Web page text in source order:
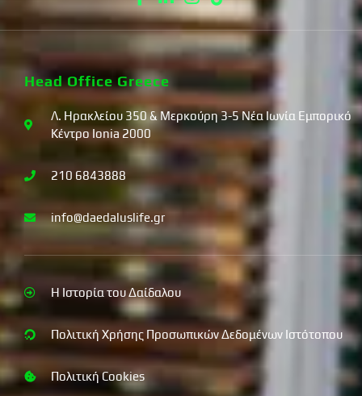
Head Office Greece
Λ. Ηρακλείου 350 & Μερκούρη 3-5 Νέα Ιωνία Εμπορικό
Κέντρο Ionia 2000
210 6843888
info@daedaluslife.gr
Η Ιστορία του Δαίδαλου
Πολιτική Χρήσης Προσωπικών Δεδομένων Ιστότοπου
Πολιτική Cookies